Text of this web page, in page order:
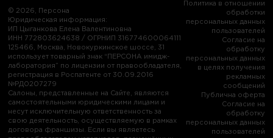
© 2026, Персона
Юридическая информация:
ИП Цыганкова Елена Валентиновна
ИНН 772803624638 / ОГРНИП 316774600064111
125466, Москва, Новокуркинское шоссе, 31
использует товарный знак “ПЕРСОНА имидж-
лаборатория” по лицензии от правообладателя,
регистрация в Роспатенте от 30.09.2016
№РД0207279
Салоны, представленные на Сайте, являются
самостоятельными юридическими лицами и
несут исключительную ответственность за
свою деятельность, осуществляемую в рамках
договора франшизы. Если вы являетесь
Политика в отношении
обработки
персональных данных
пользователей
Согласие на
обработку
персональных данных
в целях получения
рекламных
сообщений
Публична оферта
Согласие на
обработку
персональных данных
пользователей